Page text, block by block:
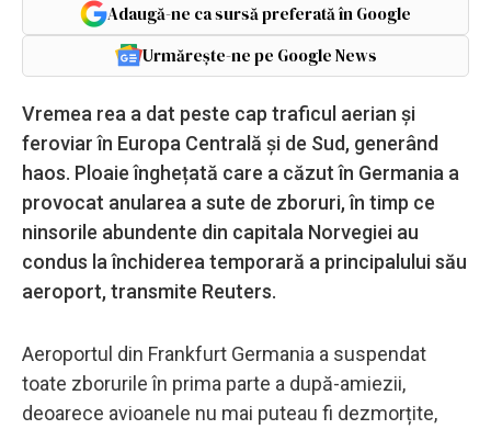
Adaugă-ne ca sursă preferată în Google
Urmărește-ne pe Google News
Vremea rea a dat peste cap traficul aerian și
feroviar în Europa Centrală și de Sud, generând
haos. Ploaie înghețată care a căzut în Germania a
provocat anularea a sute de zboruri, în timp ce
ninsorile abundente din capitala Norvegiei au
condus la închiderea temporară a principalului său
aeroport, transmite Reuters.
Aeroportul din Frankfurt Germania a suspendat
toate zborurile în prima parte a după-amiezii,
deoarece avioanele nu mai puteau fi dezmorțite,